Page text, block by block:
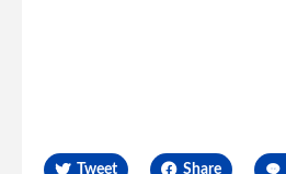
Tweet Share